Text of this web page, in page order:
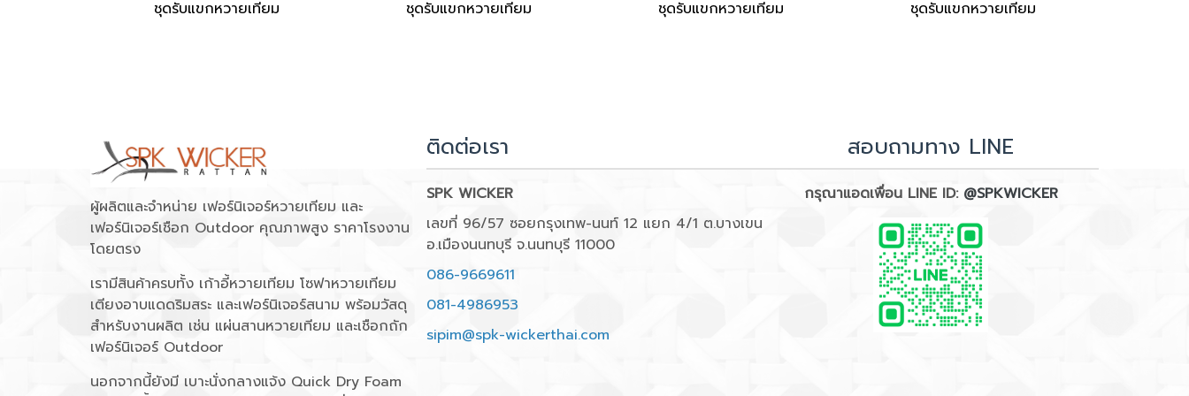
ชุดรับแขกหวายเทียม ชุดรับแขกหวายเทียม ชุดรับแขกหวายเทียม ชุดรับแขกหวายเทียม
ผู้ผลิตและจำหน่าย เฟอร์นิเจอร์หวายเทียม และ
เฟอร์นิเจอร์เชือก Outdoor คุณภาพสูง ราคาโรงงาน
โดยตรง
เรามีสินค้าครบทั้ง เก้าอี้หวายเทียม โซฟาหวายเทียม
เตียงอาบแดดริมสระ และเฟอร์นิเจอร์สนาม พร้อมวัสดุ
สำหรับงานผลิต เช่น แผ่นสานหวายเทียม และเชือกถัก
เฟอร์นิเจอร์ Outdoor
นอกจากนี้ยังมี เบาะนั่งกลางแจ้ง Quick Dry Foam
ติดต่อเรา
SPK WICKER
เลขที่ 96/57 ซอยกรุงเทพ-นนท์ 12 แยก 4/1 ต.บางเขน
อ.เมืองนนทบุรี จ.นนทบุรี 11000
086-9669611
081-4986953
sipim@spk-wickerthai.com
สอบถามทาง LINE
กรุณาแอดเพื่อน LINE ID: @SPKWICKER